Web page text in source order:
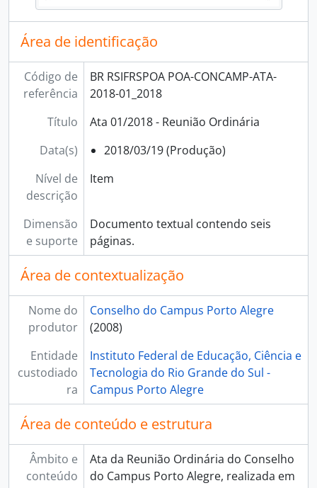
Área de identificação
Código de
referência
BR RSIFRSPOA POA-CONCAMP-ATA-
2018-01_2018
Título
Ata 01/2018 - Reunião Ordinária
Data(s)
2018/03/19 (Produção)
Nível de
descrição
Item
Dimensão
e suporte
Documento textual contendo seis
páginas.
Área de contextualização
Nome do
produtor
Conselho do Campus Porto Alegre
(2008)
Entidade
custodiado
ra
Instituto Federal de Educação, Ciência e
Tecnologia do Rio Grande do Sul -
Campus Porto Alegre
Área de conteúdo e estrutura
Âmbito e
conteúdo
Ata da Reunião Ordinária do Conselho
do Campus Porto Alegre, realizada em